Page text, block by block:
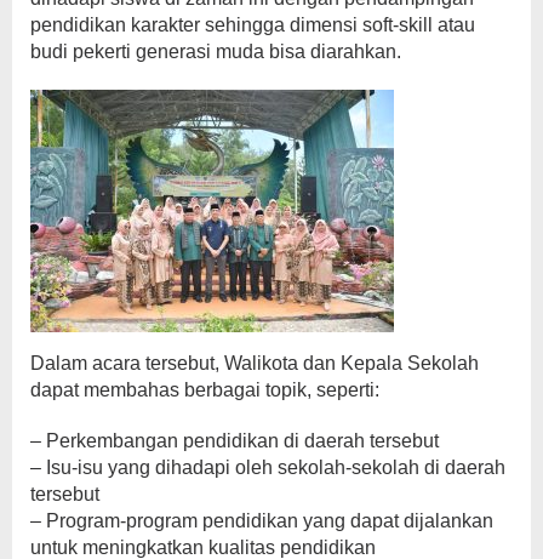
pendidikan karakter sehingga dimensi soft-skill atau
budi pekerti generasi muda bisa diarahkan.
Dalam acara tersebut, Walikota dan Kepala Sekolah
dapat membahas berbagai topik, seperti:
– Perkembangan pendidikan di daerah tersebut
– Isu-isu yang dihadapi oleh sekolah-sekolah di daerah
tersebut
– Program-program pendidikan yang dapat dijalankan
untuk meningkatkan kualitas pendidikan